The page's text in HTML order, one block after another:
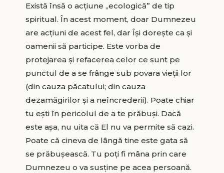
Există însă o acțiune „ecologică” de tip
spiritual. În acest moment, doar Dumnezeu
are acțiuni de acest fel, dar Își dorește ca și
oamenii să participe. Este vorba de
protejarea și refacerea celor ce sunt pe
punctul de a se frânge sub povara vieții lor
(din cauza păcatului; din cauza
dezamăgirilor și a neîncrederii). Poate chiar
tu ești în pericolul de a te prăbuși. Dacă
este așa, nu uita că El nu va permite să cazi.
Poate că cineva de lângă tine este gata să
se prăbușească. Tu poți fi mâna prin care
Dumnezeu o va susține pe acea persoană.